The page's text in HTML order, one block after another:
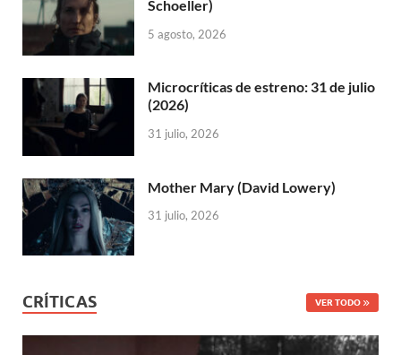
Schoeller)
5 agosto, 2026
Microcríticas de estreno: 31 de julio
(2026)
31 julio, 2026
Mother Mary (David Lowery)
31 julio, 2026
CRÍTICAS VER TODO